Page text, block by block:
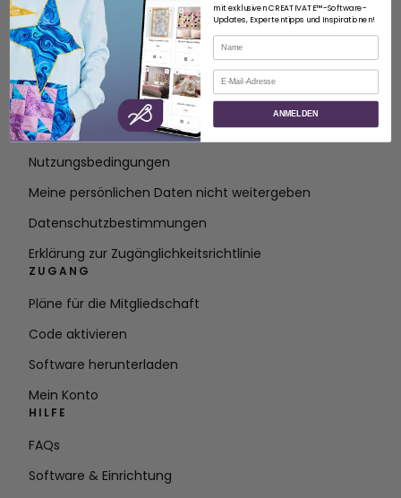
ÜBER
Über SVP Worldwide
Kontakt
Nutzungsbedingungen
Meine persönlichen Daten nicht weitergeben
Datenschutzbestimmungen
Erklärung zur Zugänglichkeitsrichtlinie
ZUGANG
Pläne für die Mitgliedschaft
Code aktivieren
Software herunterladen
Mein Konto
HILFE
FAQs
Software & Einrichtung
mit exklusiven CREATIVATE™-Software-
Updates, Expertentipps und Inspirationen!
Name
E-Mail
ANMELDEN